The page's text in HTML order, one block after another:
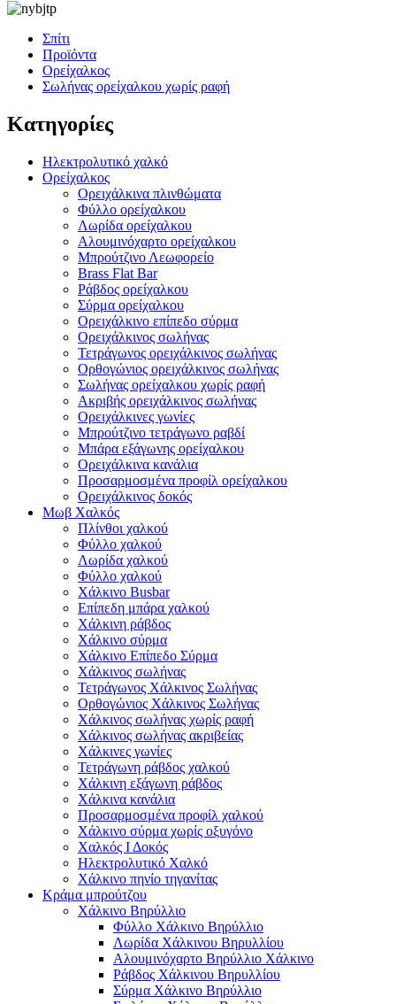
Σπίτι
Προϊόντα
Ορείχαλκος
Σωλήνας ορείχαλκου χωρίς ραφή
Κατηγορίες
Ηλεκτρολυτικό χαλκό
Ορείχαλκος
Ορειχάλκινα πλινθώματα
Φύλλο ορείχαλκου
Λωρίδα ορείχαλκου
Αλουμινόχαρτο ορείχαλκου
Μπρούτζινο Λεωφορείο
Brass Flat Bar
Ράβδος ορείχαλκου
Σύρμα ορείχαλκου
Ορειχάλκινο επίπεδο σύρμα
Ορειχάλκινος σωλήνας
Τετράγωνος ορειχάλκινος σωλήνας
Ορθογώνιος ορειχάλκινος σωλήνας
Σωλήνας ορείχαλκου χωρίς ραφή
Ακριβής ορειχάλκινος σωλήνας
Ορειχάλκινες γωνίες
Μπρούτζινο τετράγωνο ραβδί
Μπάρα εξάγωνης ορείχαλκου
Ορειχάλκινα κανάλια
Προσαρμοσμένα προφίλ ορείχαλκου
Ορειχάλκινος δοκός
Μωβ Χαλκός
Πλίνθοι χαλκού
Φύλλο χαλκού
Λωρίδα χαλκού
Φύλλο χαλκού
Χάλκινο Busbar
Επίπεδη μπάρα χαλκού
Χάλκινη ράβδος
Χάλκινο σύρμα
Χάλκινο Επίπεδο Σύρμα
Χάλκινος σωλήνας
Τετράγωνος Χάλκινος Σωλήνας
Ορθογώνιος Χάλκινος Σωλήνας
Χάλκινος σωλήνας χωρίς ραφή
Χάλκινος σωλήνας ακριβείας
Χάλκινες γωνίες
Τετράγωνη ράβδος χαλκού
Χάλκινη εξάγωνη ράβδος
Χάλκινα κανάλια
Προσαρμοσμένα προφίλ χαλκού
Χάλκινο σύρμα χωρίς οξυγόνο
Χαλκός Ι Δοκός
Ηλεκτρολυτικό Χαλκό
Χάλκινο πηνίο τηγανίτας
Κράμα μπρούτζου
Χάλκινο Βηρύλλιο
Φύλλο Χάλκινο Βηρύλλιο
Λωρίδα Χάλκινου Βηρυλλίου
Αλουμινόχαρτο Βηρύλλιο Χάλκινο
Ράβδος Χάλκινου Βηρυλλίου
Σύρμα Χάλκινο Βηρύλλιο